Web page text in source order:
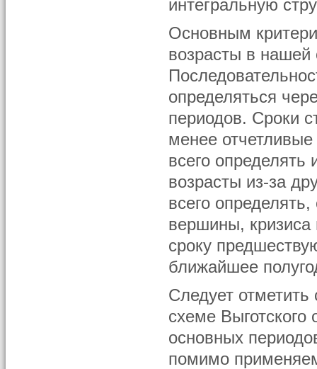
интегральную
Основным
возрасты в
определяться
периодов. Сроки
менее
всего
возрасты из-за
всего
вершины, кризиса
сроку
ближайшее
Следует
схеме Выготского
основных
помимо